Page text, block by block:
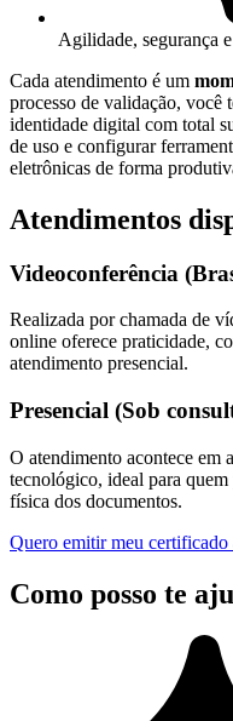
Agilidade, segurança
Cada atendimento é um
processo de validação, você
identidade digital com total
de uso e configurar
eletrônicas de forma
Atendimentos
Videoconferência
Realizada por chamada de
online oferece praticidade,
atendimento presencial.
Presencial (Sob
O atendimento acontece em
tecnológico, ideal para
física dos documentos.
Quero emitir meu certificado
Como posso te